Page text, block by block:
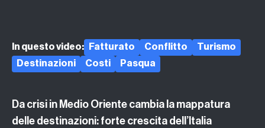
Podcast
Argomenti
In questo video: Fatturato Conflitto
Turismo
Destinazioni
Costi Pasqua
Da crisi in Medio Oriente cambia la mappatura
delle destinazioni: forte crescita dell’Italia